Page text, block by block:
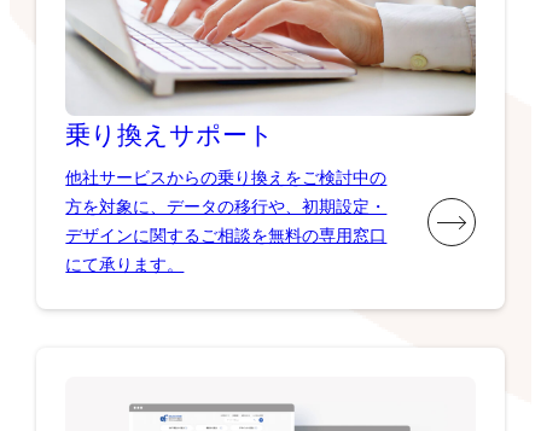
乗り換え サポート
他社サービスからの乗り換えをご検討中の
方を対象に、データの移行や、初期設定・
デザインに関するご相談を無料の専用窓口
にて承ります。